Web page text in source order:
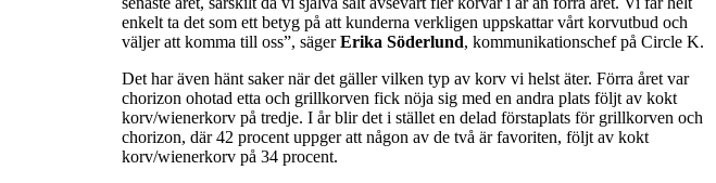
enkelt ta det som ett betyg på att kunderna verkligen uppskattar vårt korvutbud och
väljer att komma till oss”, sägerErika Söderlund, kommunikationschef på Circle K.
Det har även hänt saker när det gäller vilken typ av korv vi helst äter. Förra året var
chorizon ohotad etta och grillkorven fick nöja sig med en andra plats följt av kokt
korv/wienerkorv på tredje. I år blir det i stället en delad förstaplats för grillkorven och
chorizon, där 42 procent uppger att någon av de två är favoriten, följt av kokt
korv/wienerkorv på 34 procent.